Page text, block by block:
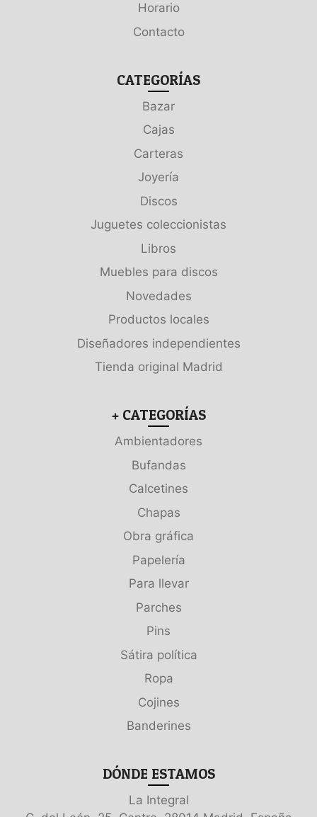
Horario
Contacto
CATEGORÍAS
Bazar
Cajas
Carteras
Joyería
Discos
Juguetes coleccionistas
Libros
Muebles para discos
Novedades
Productos locales
Diseñadores independientes
Tienda original Madrid
+ CATEGORÍAS
Ambientadores
Bufandas
Calcetines
Chapas
Obra gráfica
Papelería
Para llevar
Parches
Pins
Sátira política
Ropa
Cojines
Banderines
DÓNDE ESTAMOS
La Integral